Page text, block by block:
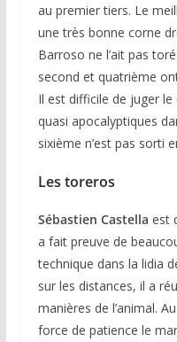
au premier tiers. Le
une très bonne corne
Barroso ne l’ait pas
second et quatrième
Il est difficile de juger
quasi apocalyptiques
sixième n’est pas sorti
Les toreros
Sébastien Castella est
a fait preuve de
technique dans la lidia
sur les distances, il a
manières de l’animal.
force de patience le